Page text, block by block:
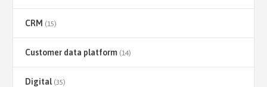
CRM (15)
Customer data platform (14)
Digital(35)